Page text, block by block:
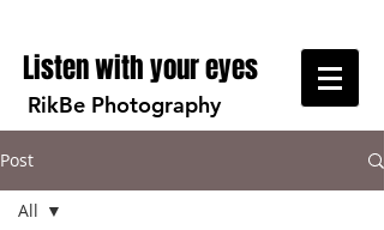
Listen with your eyes
RikBe Photography
Post
All